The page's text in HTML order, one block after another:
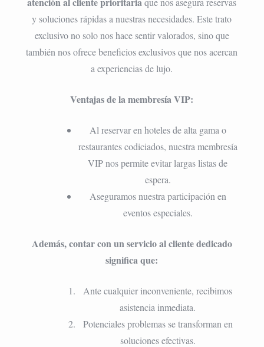
y soluciones rápidas a nuestras necesidades. Este trato
exclusivo no solo nos hace sentir valorados, sino que
también nos ofrece beneficios exclusivos que nos acercan
a experiencias de lujo.
Ventajas de la membresía VIP:
Al reservar en hoteles de alta gama o
restaurantes codiciados, nuestra membresía
VIP nos permite evitar largas listas de
espera.
Aseguramos nuestra participación en
eventos especiales.
Además, contar con un servicio al cliente dedicado
significa que:
Ante cualquier inconveniente, recibimos
asistencia inmediata.
Potenciales problemas se transforman en
soluciones efectivas.